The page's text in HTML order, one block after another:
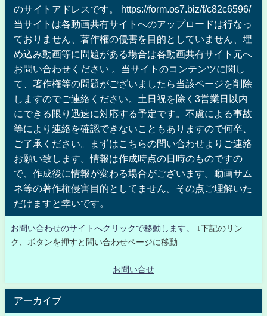
のサイトアドレスです。 https://form.os7.biz/f/c82c6596/
当サイトは各動画共有サイトへのアップロードは行なっ
ておりません、著作権の侵害を目的としていません、埋
め込み動画等に問題がある場合は各動画共有サイト元へ
お問い合わせください 。当サイトのコンテンツに関し
て、著作権等の問題がございましたら当該ページを削除
しますのでご連絡ください。土日祝を除く3営業日以内
にできる限り迅速に対応する予定です。不慮による事故
等により連絡を確認できないこともありますので何卒、
ご了承ください。まずはこちらの問い合わせよりご連絡
お願い致します。情報は作成時点の日時のものですの
で、作成後に情報が変わる場合がございます。動画サム
ネ等の著作権侵害目的としてません。その点ご理解いた
だけますと幸いです。
お問い合わせのサイトへクリックで移動します。
↓下記のリン
ク、ボタンを押すと問い合わせページに移動
お問い合せ
アーカイブ